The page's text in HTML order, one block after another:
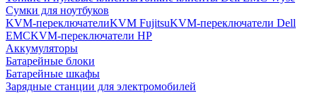
Сумки для ноутбуков
KVM-переключателиKVM FujitsuKVM-переключатели Dell
EMCKVM-переключатели HP
Аккумуляторы
Батарейные блоки
Батарейные шкафы
Зарядные станции для электромобилей